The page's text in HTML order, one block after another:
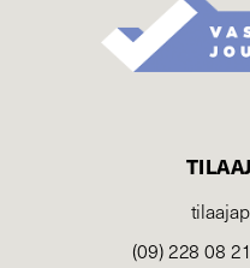
(09) 228 08